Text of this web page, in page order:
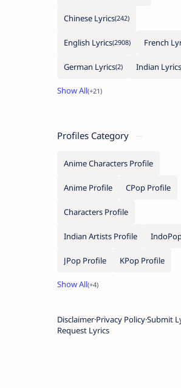
Chinese Lyrics
English Lyrics French
German Lyrics Indian Lyrics
Profiles Category
Anime Characters Profile
Anime Profile CPop Profile
Characters Profile
Indian Artists Profile
JPop Profile KPop Profile
Disclaimer Privacy PolicySubmit
Request Lyrics